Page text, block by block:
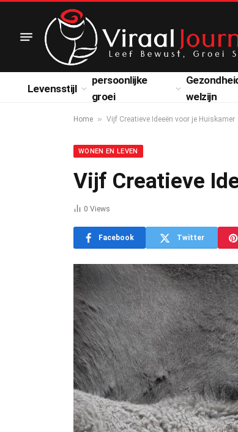
Levensstijl
persoonlijke
groei
welzijn
Home » Vijf Creatieve Ideeën voor je Huiskamer
WONEN EN LEVEN
Vijf Creatieve
0 Views
Facebook Twitter